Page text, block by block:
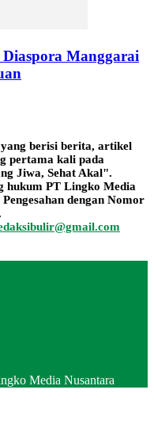
Manggarai
berisi berita, artikel
pertama kali pada
Jiwa, Sehat Akal".
hukum PT Lingko Media
dengan Nomor
Media Nusantara